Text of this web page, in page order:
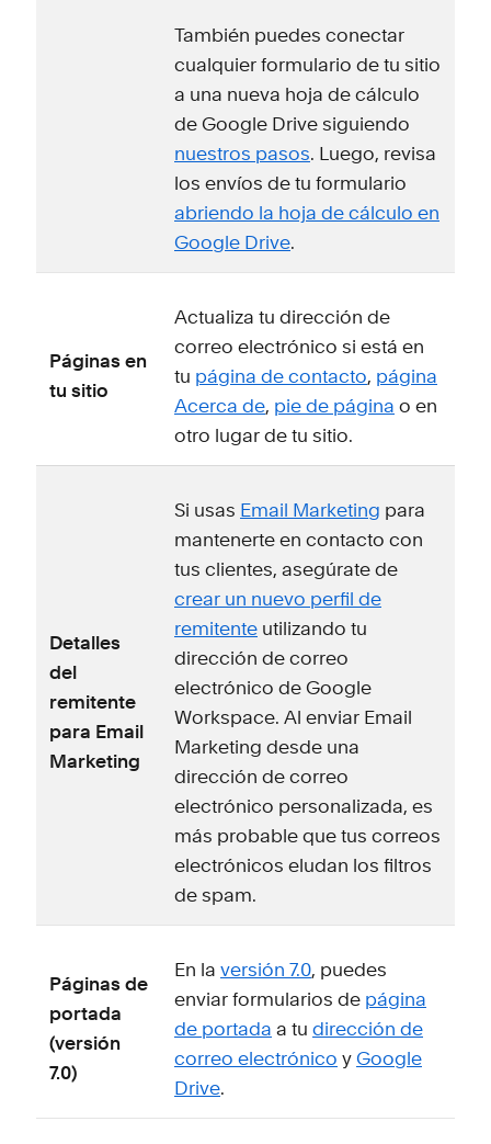
También puedes conectar
cualquier formulario de tu sitio
a una nueva hoja de cálculo
de Google Drive siguiendo
nuestros pasos. Luego, revisa
los envíos de tu formulario
abriendo la hoja de cálculo en
Google Drive.
Páginas en
tu sitio
Actualiza tu dirección de
correo electrónico si está en
tu página de contacto, página
Acerca de, pie de página o en
otro lugar de tu sitio.
Detalles
del
remitente
para Email
Marketing
Si usas Email Marketing para
mantenerte en contacto con
tus clientes, asegúrate de
crear un nuevo perfil de
remitente utilizando tu
dirección de correo
electrónico de Google
Workspace. Al enviar Email
Marketing desde una
dirección de correo
electrónico personalizada, es
más probable que tus correos
electrónicos eludan los filtros
de spam.
Páginas de
portada
(versión
7.0)
En la versión 7.0, puedes
enviar formularios de página
de portada a tu dirección de
correo electrónico y Google
Drive.